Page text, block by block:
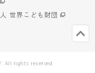
世界こども財団
All rights reserved.